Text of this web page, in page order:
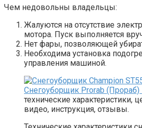
Чем недовольны владельцы:
Жалуются на отсутствие
мотора. Пуск выполняется
Нет фары, позволяющей
Необходима установка
управления машиной.
Снегоуборщик Prorab (Прораб)
технические характеристики,
видео, инструкция, отзывы.